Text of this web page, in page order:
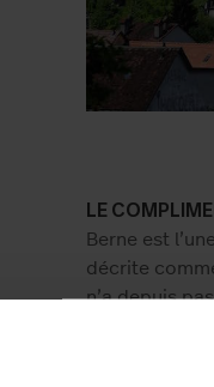
LE
Berne est
décrite
n’a depuis